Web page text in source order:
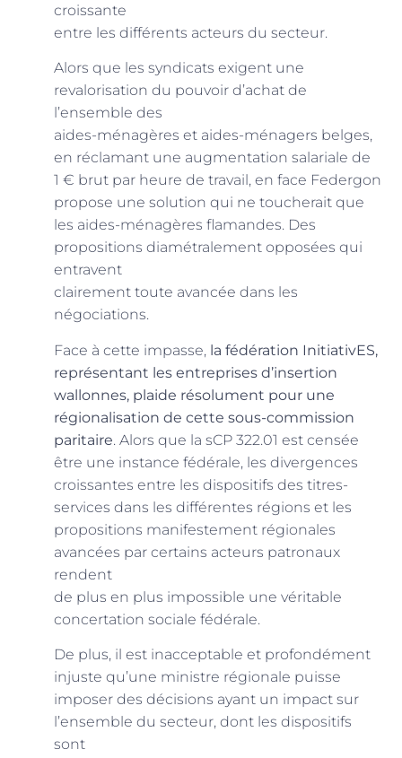
croissante
entre les différents acteurs du secteur.
Alors que les syndicats exigent une
revalorisation du pouvoir d’achat de
l’ensemble des
aides-ménagères et aides-ménagers belges,
en réclamant une augmentation salariale de
1 € brut par heure de travail, en face Federgon
propose une solution qui ne toucherait que
les aides-ménagères flamandes. Des
propositions diamétralement opposées qui
entravent
clairement toute avancée dans les
négociations.
Face à cette impasse, la fédération InitiativES,
représentant les entreprises d’insertion
wallonnes, plaide résolument pour une
régionalisation de cette sous-commission
paritaire. Alors que la sCP 322.01 est censée
être une instance fédérale, les divergences
croissantes entre les dispositifs des titres-
services dans les différentes régions et les
propositions manifestement régionales
avancées par certains acteurs patronaux
rendent
de plus en plus impossible une véritable
concertation sociale fédérale.
De plus, il est inacceptable et profondément
injuste qu’une ministre régionale puisse
imposer des décisions ayant un impact sur
l’ensemble du secteur, dont les dispositifs
sont